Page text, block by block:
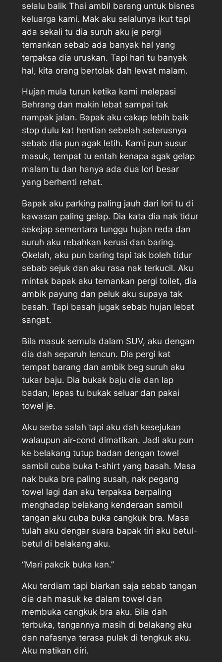
selalu balik Thai ambil barang untuk bisnes
keluarga kami. Mak aku selalunya ikut tapi
ada sekali tu dia suruh aku je pergi
temankan sebab ada banyak hal yang
terpaksa dia uruskan. Tapi hari tu banyak
hal, kita orang bertolak dah lewat malam.
Hujan mula turun ketika kami melepasi
Behrang dan makin lebat sampai tak
nampak jalan. Bapak aku cakap lebih baik
stop dulu kat hentian sebelah seterusnya
sebab dia pun agak letih. Kami pun susur
masuk, tempat tu entah kenapa agak gelap
malam tu dan hanya ada dua lori besar
yang berhenti rehat.
Bapak aku parking paling jauh dari lori tu di
kawasan paling gelap. Dia kata dia nak tidur
sekejap sementara tunggu hujan reda dan
suruh aku rebahkan kerusi dan baring.
Okelah, aku pun baring tapi tak boleh tidur
sebab sejuk dan aku rasa nak terkucil. Aku
mintak bapak aku temankan pergi toilet, dia
ambik payung dan peluk aku supaya tak
basah. Tapi basah jugak sebab hujan lebat
sangat.
Bila masuk semula dalam SUV, aku dengan
dia dah separuh lencun. Dia pergi kat
tempat barang dan ambik beg suruh aku
tukar baju. Dia bukak baju dia dan lap
badan, lepas tu bukak seluar dan pakai
towel je.
Aku serba salah tapi aku dah kesejukan
walaupun air-cond dimatikan. Jadi aku pun
ke belakang tutup badan dengan towel
sambil cuba buka t-shirt yang basah. Masa
nak buka bra paling susah, nak pegang
towel lagi dan aku terpaksa berpaling
menghadap belakang kenderaan sambil
tangan aku cuba buka cangkuk bra. Masa
tulah aku dengar suara bapak tiri aku betul-
betul di belakang aku.
“Mari pakcik buka kan.”
Aku terdiam tapi biarkan saja sebab tangan
dia dah masuk ke dalam towel dan
membuka cangkuk bra aku. Bila dah
terbuka, tangannya masih di belakang aku
dan nafasnya terasa pulak di tengkuk aku.
Aku matikan diri.